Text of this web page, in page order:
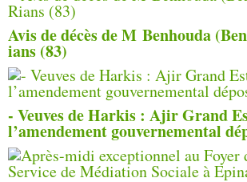
Avis de décès de M Benhouda
ians (83)
- Veuves de Harkis : Ajir Grand
l’amendement gouvernemental